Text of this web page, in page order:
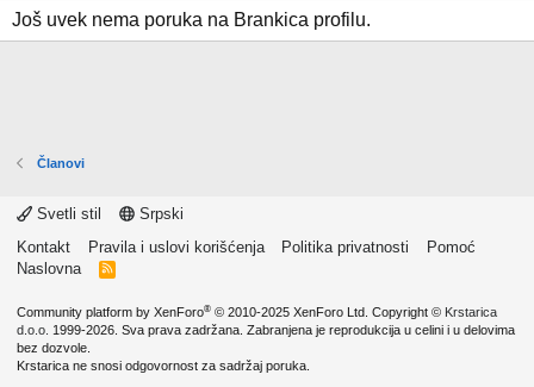
Još uvek nema poruka na Brankica profilu.
Članovi
Svetli stil
Srpski
Kontakt
Pravila i uslovi korišćenja Politika privatnosti
Pomoć
Naslovna
R
Community platform by XenForo® © 2010-2025 XenForo Ltd. Copyright © Krstarica
d.o.o. 1999-2026. Sva prava zadržana. Zabranjena je reprodukcija u celini i u delovima
bez dozvole.
Krstarica ne snosi odgovornost za sadržaj poruka.